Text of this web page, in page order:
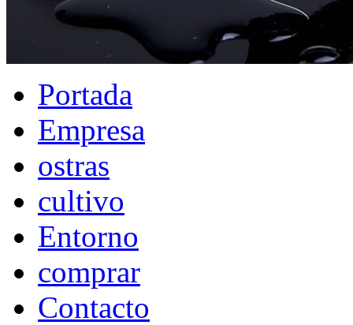
Portada
Empresa
ostras
cultivo
Entorno
comprar
Contacto